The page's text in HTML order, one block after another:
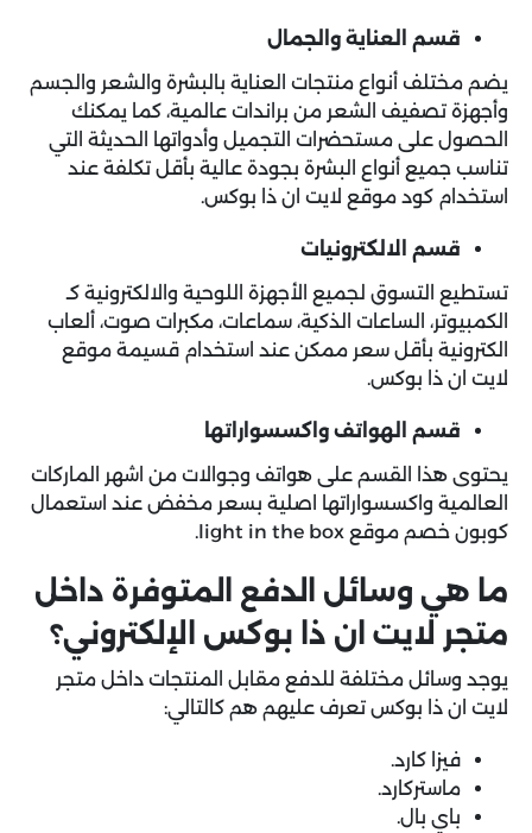
قسم العناية والجمال
يضم مختلف أنواع منتجات العناية بالبشرة والشعر والجسم
وأجهزة تصفيف الشعر من براندات عالمية، كما يمكنك
الحصول على مستحضرات التجميل وأدواتها الحديثة التي
تناسب جميع أنواع البشرة بجودة عالية بأقل تكلفة عند
استخدام كود موقع لايت ان ذا بوكس.
قسم الالكترونيات
تستطيع التسوق لجميع الأجهزة اللوحية والالكترونية كـ
الكمبيوتر، الساعات الذكية، سماعات، مكبرات صوت، ألعاب
الكترونية بأقل سعر ممكن عند استخدام قسيمة موقع
لايت ان ذا بوكس.
قسم الهواتف واكسسواراتها
يحتوى هذا القسم على هواتف وجوالات من اشهر الماركات
العالمية واكسسواراتها اصلية بسعر مخفض عند استعمال
كوبون خصم موقع light in the box.
ما هي وسائل الدفع المتوفرة داخل
متجر لايت ان ذا بوكس الإلكتروني؟
يوجد وسائل مختلفة للدفع مقابل المنتجات داخل متجر
لايت ان ذا بوكس تعرف عليهم هم كالتالي:
فيزا كارد.
ماستركارد.
باي بال.